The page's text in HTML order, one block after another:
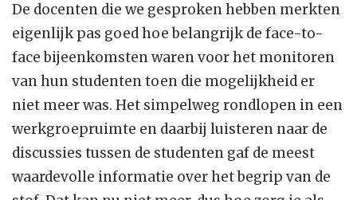
De docenten die we gesproken hebben merkten
eigenlijk pas goed hoe belangrijk de face-to-
face bijeenkomsten waren voor het monitoren
van hun studenten toen die mogelijkheid er
niet meer was. Het simpelweg rondlopen in een
werkgroepruimte en daarbij luisteren naar de
discussies tussen de studenten gaf de meest
waardevolle informatie over het begrip van de